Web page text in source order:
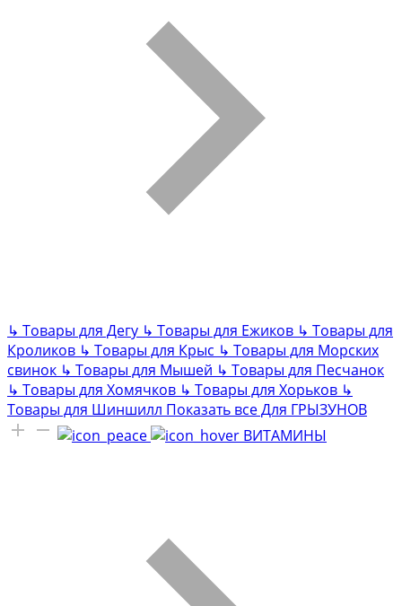
↳ Товары для Дегу ↳ Товары для Ежиков ↳ Товары для
Кроликов ↳ Товары для Крыс ↳ Товары для Морских
свинок ↳ Товары для Мышей ↳ Товары для Песчанок
↳ Товары для Хомячков ↳ Товары для Хорьков ↳
Товары для Шиншилл Показать все Для ГРЫЗУНОВ
ВИТАМИНЫ